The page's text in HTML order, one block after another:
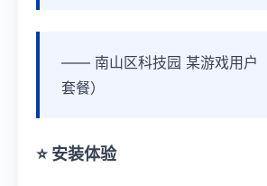
—— 南山区科技园 某游戏用户
套餐）
⭐ 安装体验